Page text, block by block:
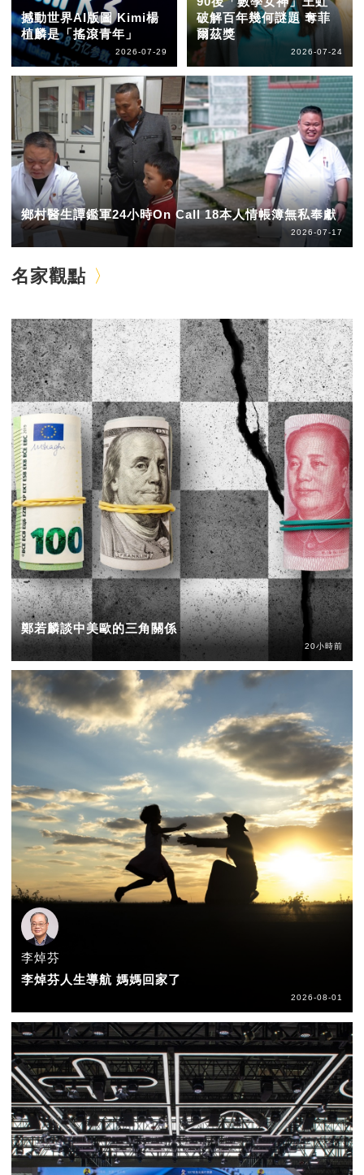
撼動世界AI版圖 Kimi楊
植麟是「搖滾青年」
2026-07-29
破解百年幾何謎題 奪菲
爾茲獎
2026-07-24
鄉村醫生譚鑑軍24小時On Call 18本人情帳簿無私奉獻
2026-07-17
名家觀點
鄭若麟談中美歐的三角關係
20小時前
李焯芬
李焯芬人生導航 媽媽回家了
2026-08-01